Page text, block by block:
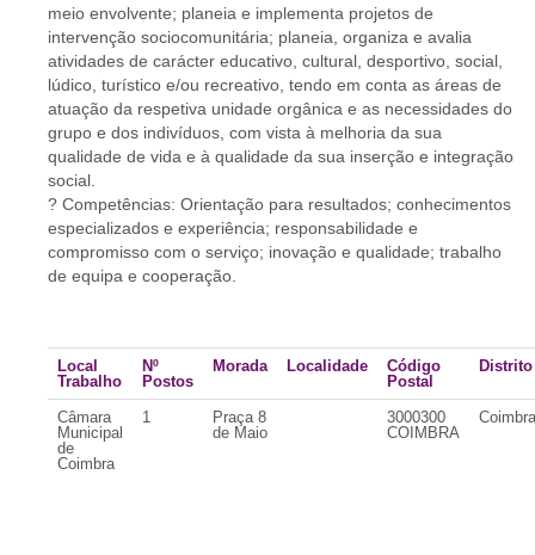
meio envolvente; planeia e implementa projetos de
intervenção sociocomunitária; planeia, organiza e avalia
atividades de carácter educativo, cultural, desportivo, social,
lúdico, turístico e/ou recreativo, tendo em conta as áreas de
atuação da respetiva unidade orgânica e as necessidades do
grupo e dos indivíduos, com vista à melhoria da sua
qualidade de vida e à qualidade da sua inserção e integração
social.
? Competências: Orientação para resultados; conhecimentos
especializados e experiência; responsabilidade e
compromisso com o serviço; inovação e qualidade; trabalho
de equipa e cooperação.
Local
Trabalho
Nº
Postos
Morada Localidade
Código
Postal
Distrito
Câmara
Municipal
de
Coimbra
1
Praça 8
de Maio
3000300
COIMBRA
Coimbra